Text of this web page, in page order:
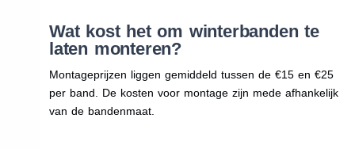
Wat kost het om winterbanden te
laten monteren?
Montageprijzen liggen gemiddeld tussen de €15 en €25
per band. De kosten voor montage zijn mede afhankelijk
van de bandenmaat.